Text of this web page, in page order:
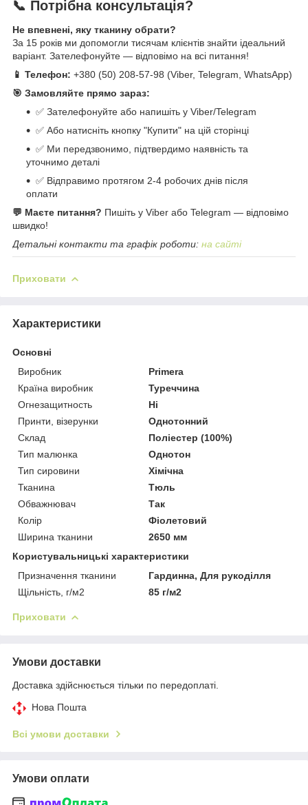
📞 Потрібна консультація?
Не впевнені, яку тканину обрати?
За 15 років ми допомогли тисячам клієнтів знайти ідеальний
варіант. Зателефонуйте — відповімо на всі питання!
📱 Телефон: +380 (50) 208-57-98 (Viber, Telegram, WhatsApp)
🎯 Замовляйте прямо зараз:
✅ Зателефонуйте або напишіть у Viber/Telegram
✅ Або натисніть кнопку "Купити" на цій сторінці
✅ Ми передзвонимо, підтвердимо наявність та
уточнимо деталі
✅ Відправимо протягом 2-4 робочих днів після
оплати
💬 Маєте питання? Пишіть у Viber або Telegram — відповімо
швидко!
Детальні контакти та графік роботи: на сайті
Приховати
Характеристики
Основні
Виробник
Primera
Країна виробник
Туреччина
Огнезащитность
Ні
Принти, візерунки
Однотонний
Склад
Поліестер (100%)
Тип малюнка
Однотон
Тип сировини
Хімічна
Тканина
Тюль
Обважнювач
Так
Колір
Фіолетовий
Ширина тканини
2650 мм
Користувальницькі характеристики
Призначення тканини
Гардинна, Для рукоділля
Щільність, г/м2
85 г/м2
Приховати
Умови доставки
Доставка здійснюється тільки по передоплаті.
Нова Пошта
Всі умови доставки
Умови оплати